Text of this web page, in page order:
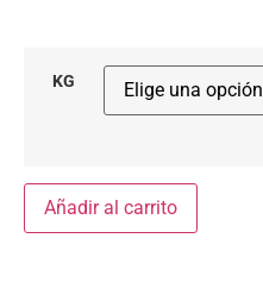
KG
Añadir al carrito